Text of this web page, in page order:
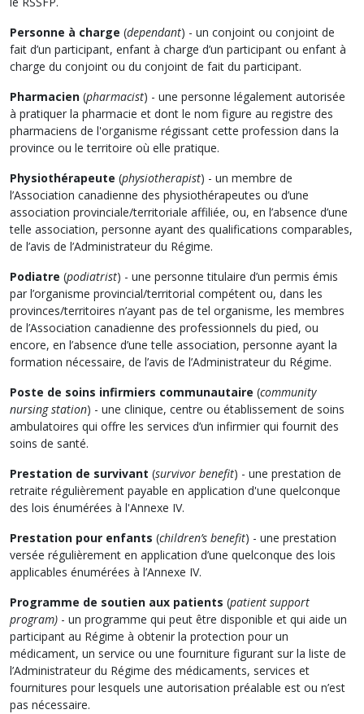
Personne à charge (dependant) - un conjoint ou conjoint de
fait d’un participant, enfant à charge d’un participant ou enfant à
charge du conjoint ou du conjoint de fait du participant.
Pharmacien (pharmacist) - une personne légalement autorisée
à pratiquer la pharmacie et dont le nom figure au registre des
pharmaciens de l'organisme régissant cette profession dans la
province ou le territoire où elle pratique.
Physiothérapeute (physiotherapist) - un membre de
l’Association canadienne des physiothérapeutes ou d’une
association provinciale/territoriale affiliée, ou, en l’absence d’une
telle association, personne ayant des qualifications comparables,
de l’avis de l’Administrateur du Régime.
Podiatre (podiatrist) - une personne titulaire d’un permis émis
par l’organisme provincial/territorial compétent ou, dans les
provinces/territoires n’ayant pas de tel organisme, les membres
de l’Association canadienne des professionnels du pied, ou
encore, en l’absence d’une telle association, personne ayant la
formation nécessaire, de l’avis de l’Administrateur du Régime.
Poste de soins infirmiers communautaire (community
nursing station) - une clinique, centre ou établissement de soins
ambulatoires qui offre les services d’un infirmier qui fournit des
soins de santé.
Prestation de survivant (survivor benefit) - une prestation de
retraite régulièrement payable en application d'une quelconque
des lois énumérées à l'Annexe IV.
Prestation pour enfants (children’s benefit) - une prestation
versée régulièrement en application d’une quelconque des lois
applicables énumérées à l’Annexe IV.
Programme de soutien aux patients (patient support
program) - un programme qui peut être disponible et qui aide un
participant au Régime à obtenir la protection pour un
médicament, un service ou une fourniture figurant sur la liste de
l’Administrateur du Régime des médicaments, services et
fournitures pour lesquels une autorisation préalable est ou n’est
pas nécessaire.